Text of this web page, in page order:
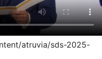
atruvia/sds-2025-